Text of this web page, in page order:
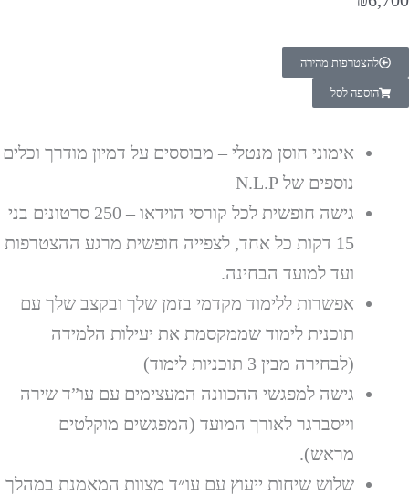
להצטרפות מהירה
הוספה לסל
אימוני חוסן מנטלי – מבוססים על דמיון מודרך וכלים
נוספים של N.L.P
גישה חופשית לכל קורסי הוידאו – 250 סרטונים בני
15 דקות כל אחד, לצפייה חופשית מרגע ההצטרפות
ועד למועד הבחינה.
אפשרות ללימוד מקדמי בזמן שלך ובקצב שלך עם
תוכנית לימוד שממקסמת את יעילות הלמידה
(לבחירה מבין 3 תוכניות לימוד)
גישה למפגשי ההכוונה המעצימים עם עו”ד שירה
וייסברגר לאורך המועד (המפגשים מוקלטים
מראש).
שלוש שיחות ייעוץ עם עו״ד מצוות המאמנת במהלך